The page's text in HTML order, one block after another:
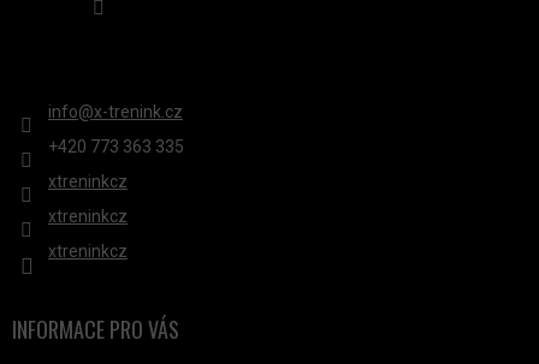
info@x-trenink.cz
+420 ‭773 363 335
xtreninkcz
xtreninkcz
xtreninkcz
INFORMACE PRO VÁS